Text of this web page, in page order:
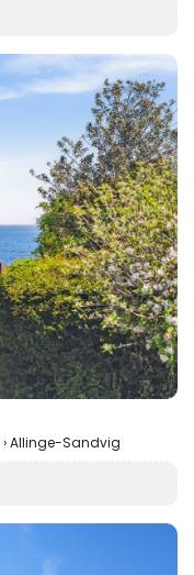
Allinge-Sandvig